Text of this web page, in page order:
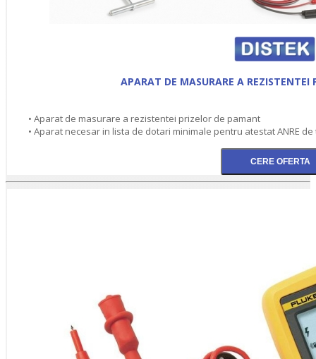
APARAT DE MASURARE A REZISTENTEI
• Aparat de masurare a rezistentei prizelor de pamant
• Aparat necesar in lista de dotari minimale pentru atestat ANRE de